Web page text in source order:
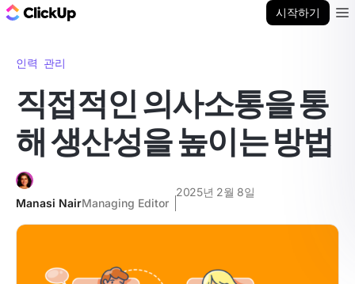
시작하기
인력 관리
직접적인 의사소통을 통
해 생산성을 높이는 방법
Manasi NairManaging Editor
2025년 2월 8일